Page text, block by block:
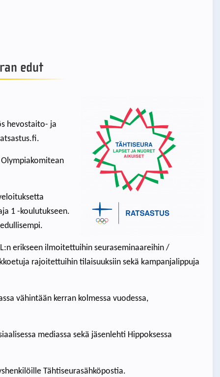
edut
hevostaito- ja
Olympiakomitean
1 -koulutukseen.
erikseen ilmoitettuihin seuraseminaareihin /
rajoitettuihin tilaisuuksiin sekä kampanjalippuja
vähintään kerran kolmessa vuodessa,
mediassa sekä jäsenlehti Hippoksessa
Tähtiseurasähköpostia.